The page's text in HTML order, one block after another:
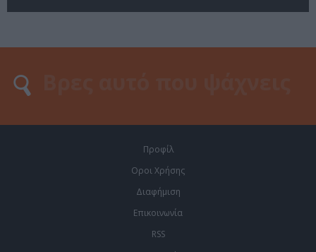
Προφίλ
Οροι Χρήσης
Διαφήμιση
Επικοινωνία
RSS